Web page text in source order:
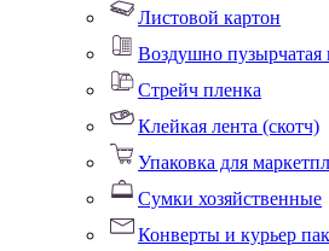
Листовой картон
Воздушно пузырчатая
Стрейч пленка
Клейкая лента (скотч)
Упаковка для
Сумки хозяйственные
Конверты и курьер